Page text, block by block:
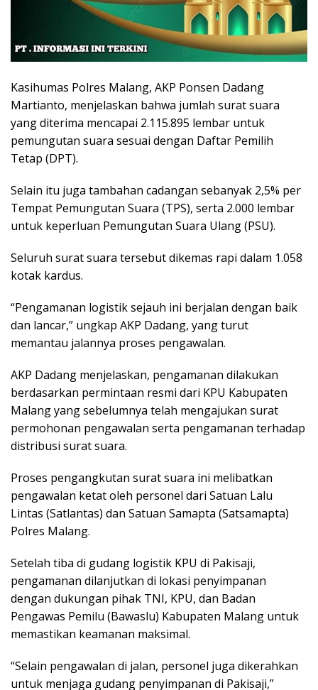
Kasihumas Polres Malang, AKP Ponsen Dadang
Martianto, menjelaskan bahwa jumlah surat suara
yang diterima mencapai 2.115.895 lembar untuk
pemungutan suara sesuai dengan Daftar Pemilih
Tetap (DPT).
Selain itu juga tambahan cadangan sebanyak 2,5% per
Tempat Pemungutan Suara (TPS), serta 2.000 lembar
untuk keperluan Pemungutan Suara Ulang (PSU).
Seluruh surat suara tersebut dikemas rapi dalam 1.058
kotak kardus.
“Pengamanan logistik sejauh ini berjalan dengan baik
dan lancar,” ungkap AKP Dadang, yang turut
memantau jalannya proses pengawalan.
AKP Dadang menjelaskan, pengamanan dilakukan
berdasarkan permintaan resmi dari KPU Kabupaten
Malang yang sebelumnya telah mengajukan surat
permohonan pengawalan serta pengamanan terhadap
distribusi surat suara.
Proses pengangkutan surat suara ini melibatkan
pengawalan ketat oleh personel dari Satuan Lalu
Lintas (Satlantas) dan Satuan Samapta (Satsamapta)
Polres Malang.
Setelah tiba di gudang logistik KPU di Pakisaji,
pengamanan dilanjutkan di lokasi penyimpanan
dengan dukungan pihak TNI, KPU, dan Badan
Pengawas Pemilu (Bawaslu) Kabupaten Malang untuk
memastikan keamanan maksimal.
“Selain pengawalan di jalan, personel juga dikerahkan
untuk menjaga gudang penyimpanan di Pakisaji,”